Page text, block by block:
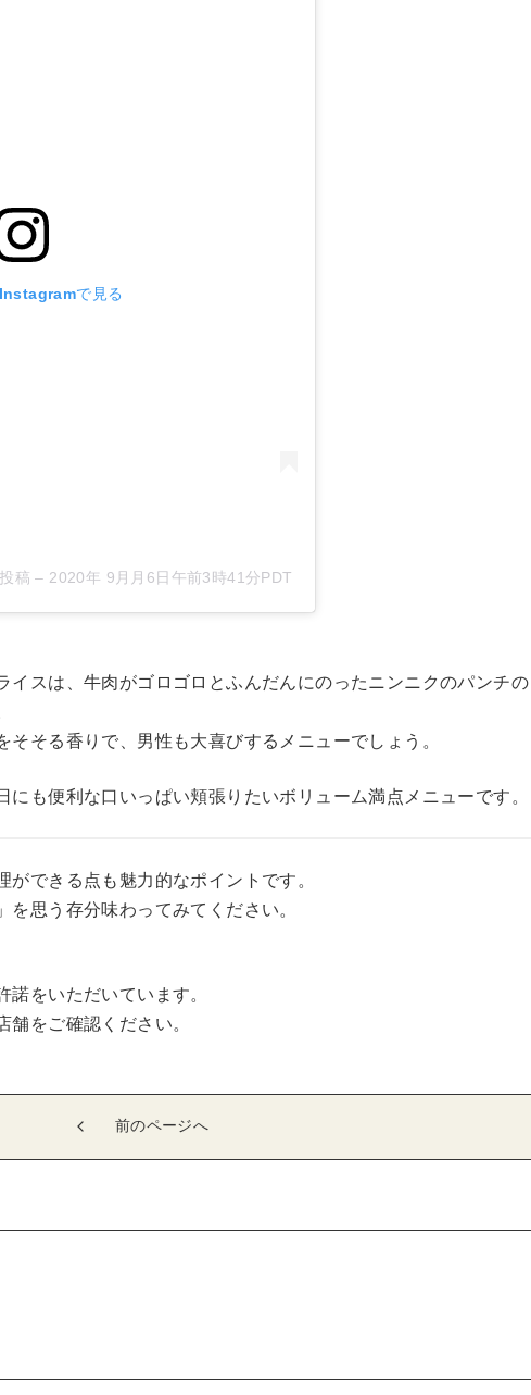
で見る
稿 – 2020年 9月月6日午前3時41分PDT
イスは、牛肉がゴロゴロとふんだんにのったニンニクのパンチの
そる香りで、男性も大喜びするメニューでしょう。
も便利な口いっぱい頬張りたいボリューム満点メニューです。
できる点も魅力的なポイントです。
思う存分味わってみてください。
をいただいています。
をご確認ください。
前のページへ